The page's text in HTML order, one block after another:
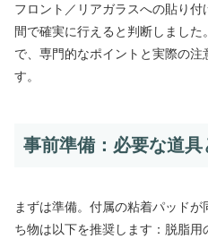
フロント／リアガラスへの貼り
間で確実に行えると判断しまし
で、専門的なポイントと実際の注
す。
事前準備：必要な道具
まずは準備。付属の粘着パッド
ち物は以下を推奨します：脱脂